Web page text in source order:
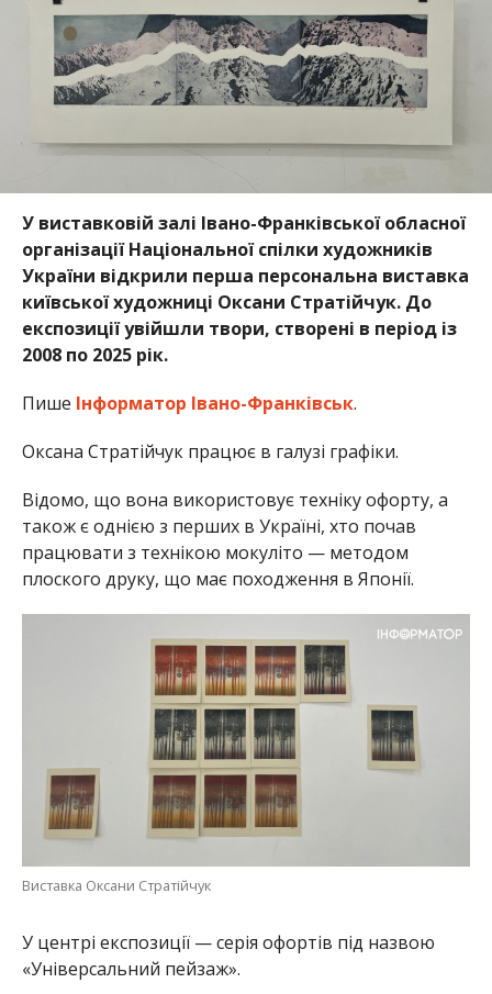
У виставковій залі Івано-Франківської обласної
організації Національної спілки художників
України відкрили перша персональна виставка
київської художниці Оксани Стратійчук. До
експозиції увійшли твори, створені в період із
2008 по 2025 рік.
Пише Інформатор Івано-Франківськ.
Оксана Стратійчук працює в галузі графіки.
Відомо, що вона використовує техніку офорту, а
також є однією з перших в Україні, хто почав
працювати з технікою мокуліто — методом
плоского друку, що має походження в Японії.
Виставка Оксани Стратійчук
У центрі експозиції — серія офортів під назвою
«Універсальний пейзаж».